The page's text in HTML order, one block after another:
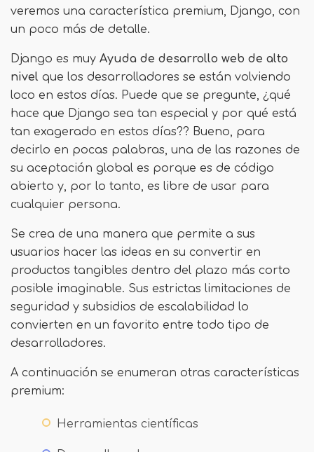
veremos una característica premium, Django, con
un poco más de detalle.
Django es muy Ayuda de desarrollo web de alto
nivel que los desarrolladores se están volviendo
loco en estos días. Puede que se pregunte, ¿qué
hace que Django sea tan especial y por qué está
tan exagerado en estos días?? Bueno, para
decirlo en pocas palabras, una de las razones de
su aceptación global es porque es de código
abierto y, por lo tanto, es libre de usar para
cualquier persona.
Se crea de una manera que permite a sus
usuarios hacer las ideas en su convertir en
productos tangibles dentro del plazo más corto
posible imaginable. Sus estrictas limitaciones de
seguridad y subsidios de escalabilidad lo
convierten en un favorito entre todo tipo de
desarrolladores.
A continuación se enumeran otras características
premium:
Herramientas científicas